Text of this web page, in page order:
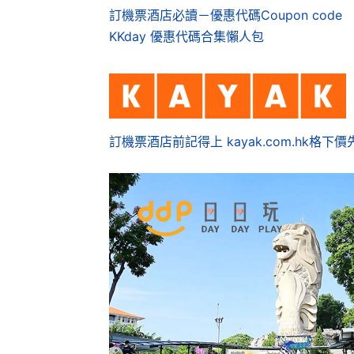
訂機票酒店必讀－優惠代碼Coupon code
KKday 優惠代碼合集懶人包
訂機票酒店前記得上 kayak.com.hk格下價